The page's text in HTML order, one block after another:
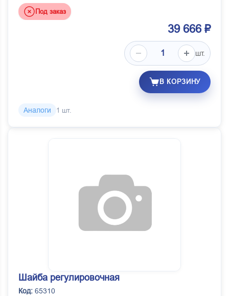
Под заказ
39 666 ₽
шт.
В КОРЗИНУ
Аналоги 1 шт.
Шайба регулировочная
Код: 65310